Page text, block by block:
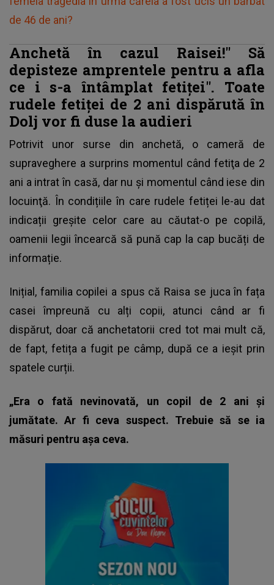
de 46 de ani?
Anchetă în cazul Raisei!" Să
depisteze amprentele pentru a afla
ce i s-a întâmplat fetiței". Toate
rudele fetiței de 2 ani dispărută în
Dolj vor fi duse la audieri
Potrivit unor surse din anchetă, o cameră de
supraveghere a surprins momentul când fetiţa de 2
ani a intrat în casă, dar nu şi momentul când iese din
locuinţă. În condițiile în care rudele fetiței le-au dat
indicații greșite celor care au căutat-o pe copilă,
oamenii legii încearcă să pună cap la cap bucăți de
informație.
Inițial, familia copilei a spus că Raisa se juca în fața
casei împreună cu alți copii, atunci când ar fi
dispărut, doar că anchetatorii cred tot mai mult că,
de fapt, fetița a fugit pe câmp, după ce a ieșit prin
spatele curții.
„Era o fată nevinovată, un copil de 2 ani și
jumătate. Ar fi ceva suspect. Trebuie să se ia
măsuri pentru așa ceva.